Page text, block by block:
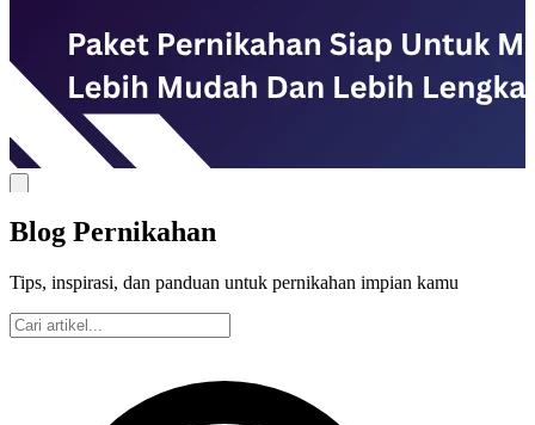
Blog Pernikahan
Tips, inspirasi, dan panduan untuk pernikahan impian kamu